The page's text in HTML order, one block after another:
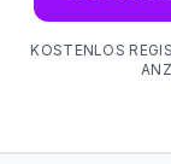
KOSTENLOS